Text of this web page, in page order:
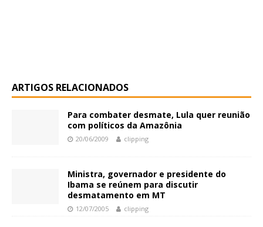
ARTIGOS RELACIONADOS
Para combater desmate, Lula quer reunião
com políticos da Amazônia
20/06/2009 clipping
Ministra, governador e presidente do
Ibama se reúnem para discutir
desmatamento em MT
12/07/2005 clipping